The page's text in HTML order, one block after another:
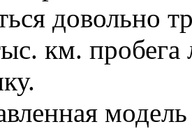
довольно
км.
модель